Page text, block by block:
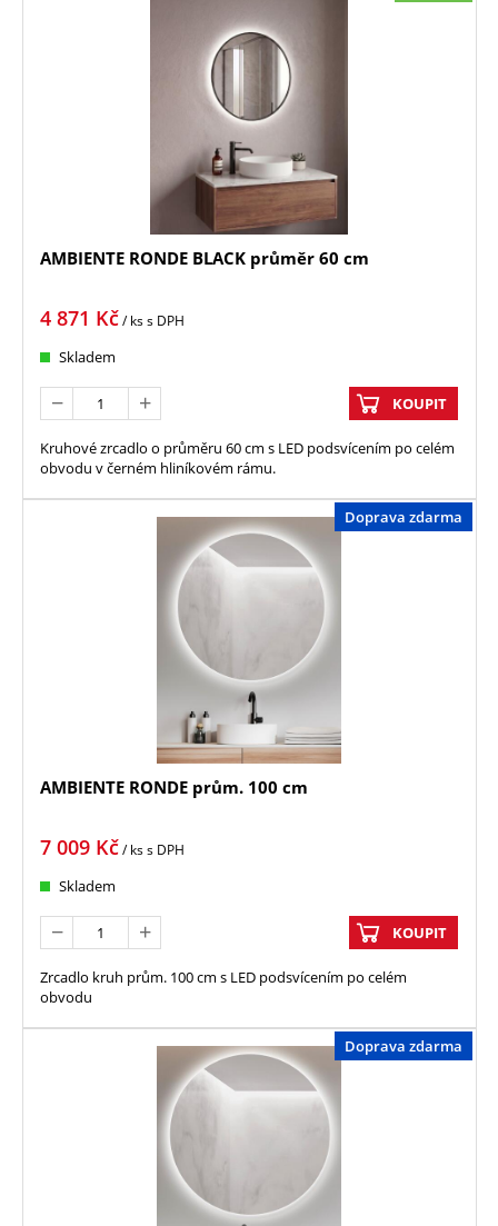
AMBIENTE RONDE BLACK průměr 60 cm
4 871 Kč/ kss DPH
Skladem
KOUPIT
Kruhové zrcadlo o průměru 60 cm s LED podsvícením po celém
obvodu v černém hliníkovém rámu.
Doprava zdarma
AMBIENTE RONDE prům. 100 cm
7 009 Kč/ kss DPH
Skladem
KOUPIT
Zrcadlo kruh prům. 100 cm s LED podsvícením po celém
obvodu
Doprava zdarma